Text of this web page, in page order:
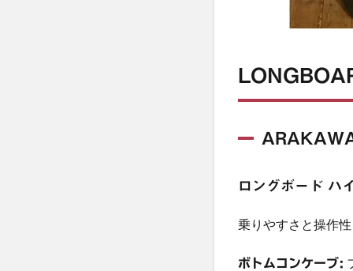
ロングボード ハ
乗りやすさと操作
ボトムコンケーブ: